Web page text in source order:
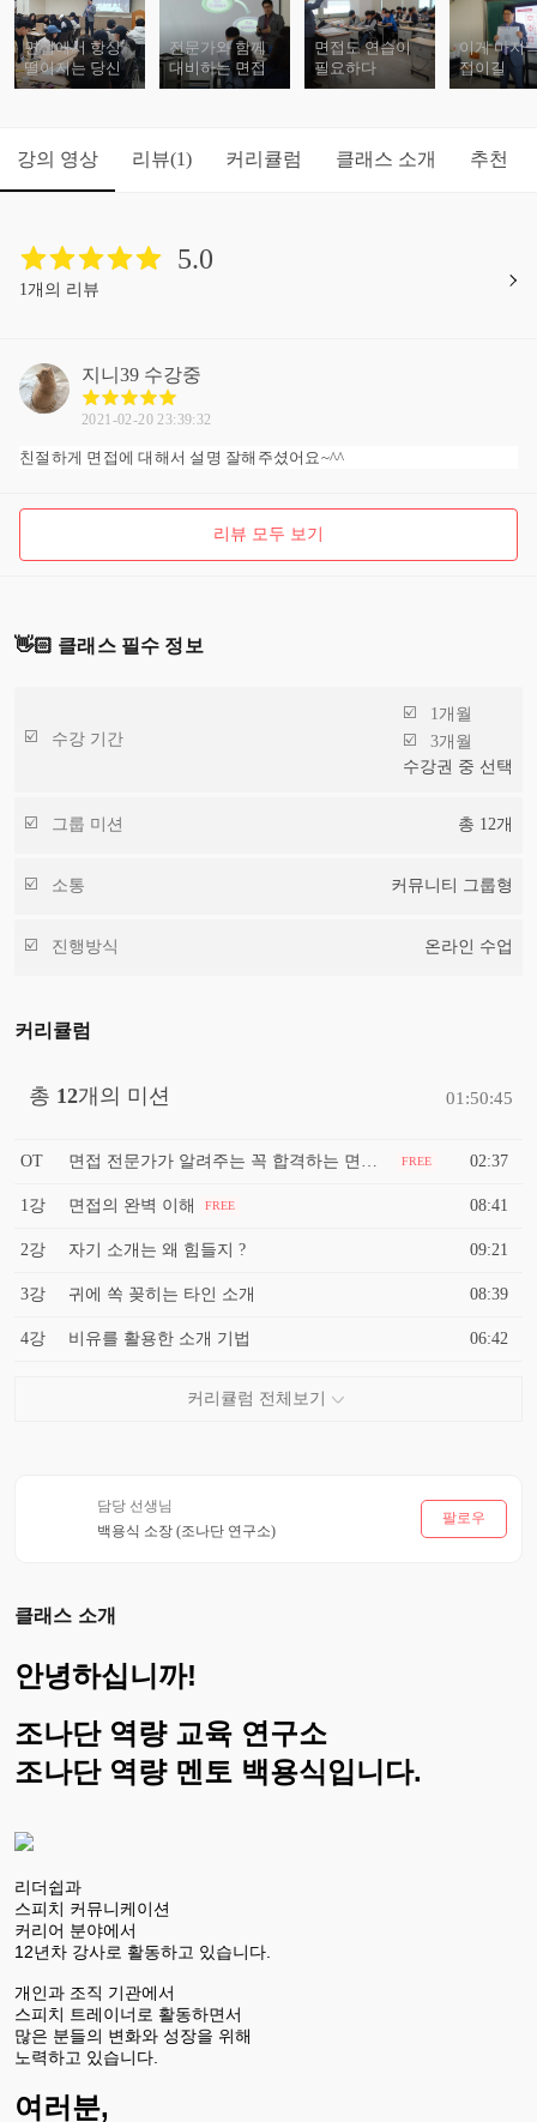
면접에서 항상
떨어지는 당신
전문가와 함께
대비하는 면접
면접도 연습이
필요하다
이게 마지
접이길
강의 영상 리뷰(1) 커리큘럼 클래스 소개 추천
5.0
1개의 리뷰
지니39 수강중
2021-02-20 23:39:32
친절하게 면접에 대해서 설명 잘해주셨어요~^^
리뷰 모두 보기
👋🏻 클래스 필수 정보
수강 기간
1개월
3개월
수강권 중 선택
그룹 미션 총 12개
소통 커뮤니티 그룹형
진행방식 온라인 수업
커리큘럼
총 12개의 미션 01:50:45
OT FREE 02:37
1강 면접의 완벽 이해 FREE 08:41
2강 자기 소개는 왜 힘들지 ? 09:21
3강 귀에 쏙 꽂히는 타인 소개 08:39
4강 비유를 활용한 소개 기법 06:42
담당 선생님
백용식 소장 (조나단 연구소)
팔로우
클래스 소개
안녕하십니까!
조나단 역량 교육 연구소
조나단 역량 멘토 백용식입니다.
리더쉽과
스피치 커뮤니케이션
커리어 분야에서
12년차 강사로 활동하고 있습니다.
개인과 조직 기관에서
스피치 트레이너로 활동하면서
많은 분들의 변화와 성장을 위해
노력하고 있습니다.
여러분,